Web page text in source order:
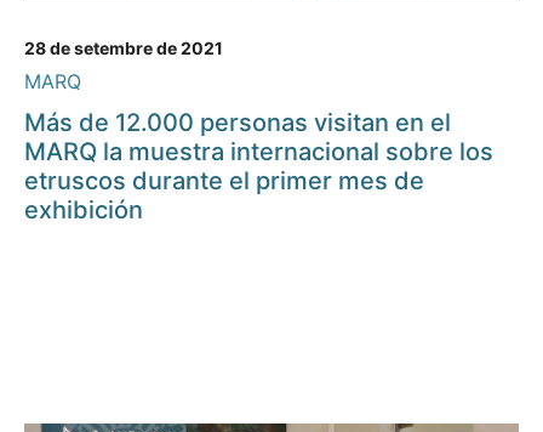
28 de setembre de 2021
MARQ
Más de 12.000 personas visitan en el
MARQ la muestra internacional sobre los
etruscos durante el primer mes de
exhibición